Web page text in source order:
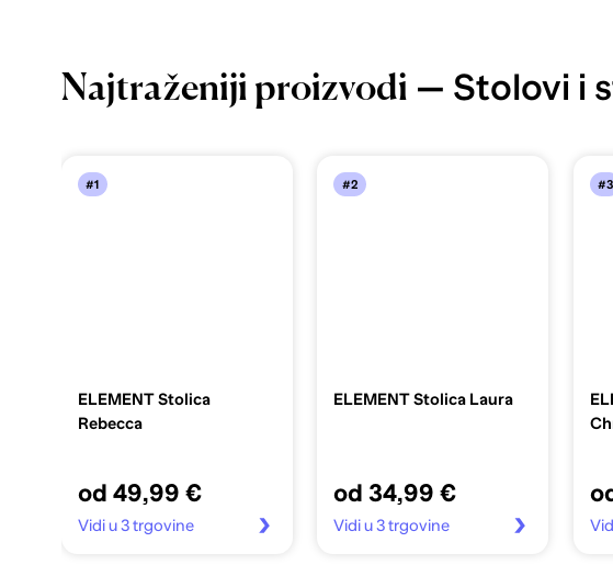
Najtraženiji proizvodi — Stolovi i
#1
ELEMENT Stolica
Rebecca
od 49,99 €
Vidi u 3 trgovine
#2
ELEMENT Stolica Laura
od 34,99 €
Vidi u 3 trgovine
#3